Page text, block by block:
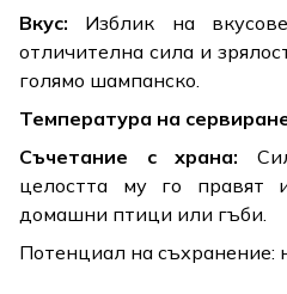
Вкус: Изблик на
отличителна сила и
голямо шампанско.
Температура на
Съчетание с храна:
целостта му го правят
домашни птици или гъби.
Потенциал на съхранение: